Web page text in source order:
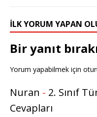
İLK YORUM YAPAN
Bir yanıt
Yorum yapabilmek için
Nuran - 2. Sınıf
Cevapları